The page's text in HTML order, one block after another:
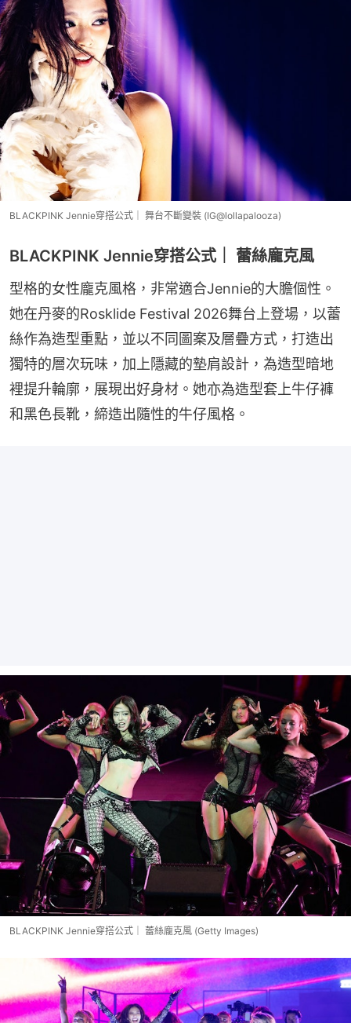
BLACKPINK Jennie穿搭公式｜ 舞台不斷變裝 (IG@lollapalooza)
BLACKPINK Jennie穿搭公式｜ 蕾絲龐克風
型格的女性龐克風格，非常適合Jennie的大膽個性。
她在丹麥的Rosklide Festival 2026舞台上登場，以蕾
絲作為造型重點，並以不同圖案及層疊方式，打造出
獨特的層次玩味，加上隱藏的墊肩設計，為造型暗地
裡提升輪廓，展現出好身材。她亦為造型套上牛仔褲
和黑色長靴，締造出隨性的牛仔風格。
BLACKPINK Jennie穿搭公式｜ 蕾絲龐克風 (Getty Images)